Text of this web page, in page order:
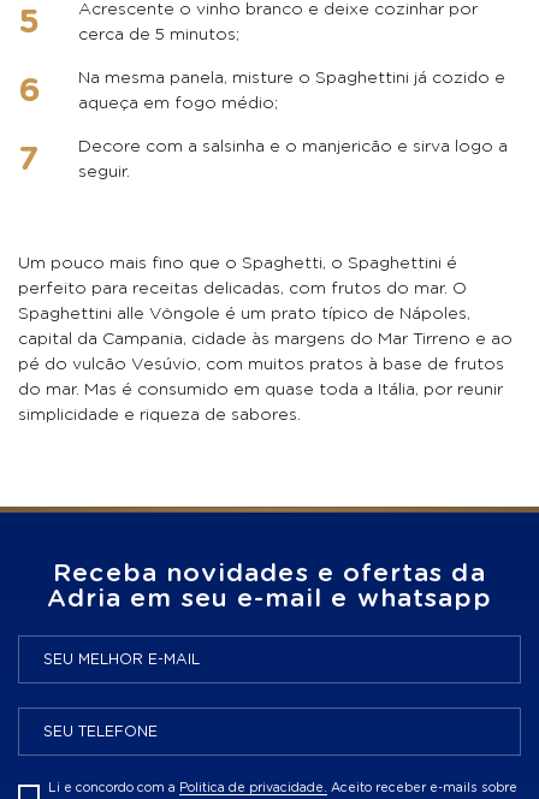
Acrescente o vinho branco e deixe cozinhar por
cerca de 5 minutos;
Na mesma panela, misture o Spaghettini já cozido e
aqueça em fogo médio;
Decore com a salsinha e o manjericão e sirva logo a
seguir.
Um pouco mais fino que o Spaghetti, o Spaghettini é
perfeito para receitas delicadas, com frutos do mar. O
Spaghettini alle Vôngole é um prato típico de Nápoles,
capital da Campania, cidade às margens do Mar Tirreno e ao
pé do vulcão Vesúvio, com muitos pratos à base de frutos
do mar. Mas é consumido em quase toda a Itália, por reunir
simplicidade e riqueza de sabores.
Receba novidades e ofertas da
Adria em seu e-mail e whatsapp
Li e concordo com a Politica de privacidade. Aceito receber e-mails sobre